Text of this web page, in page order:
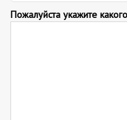
Пожалуйста укажите